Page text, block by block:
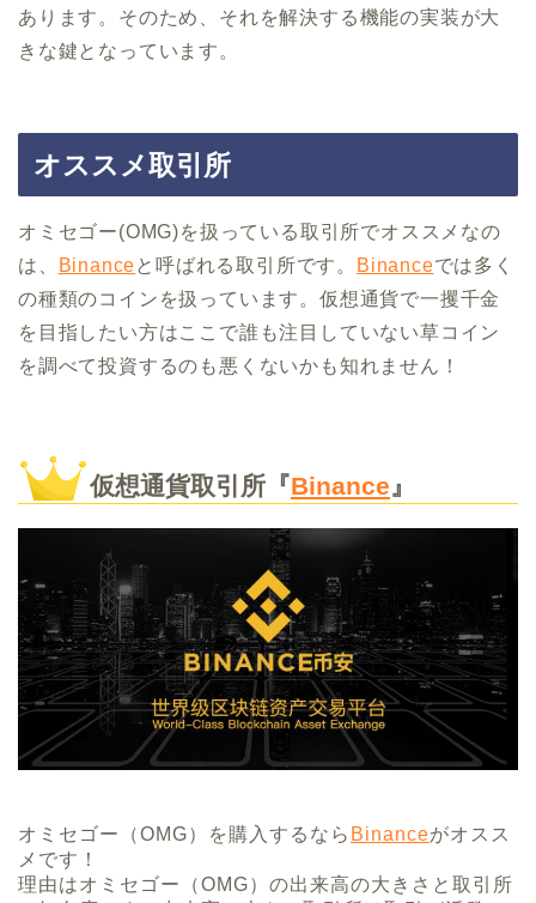
あります。そのため、それを解決する機能の実装が大
きな鍵となっています。
オススメ取引所
オミセゴー(OMG)を扱っている取引所でオススメなの
は、
Binanceと呼ばれる取引所です。 Binanceでは多く
の種類のコインを扱っています。仮想通貨で一攫千金
を目指したい方はここで誰も注目していない草コイン
を調べて投資するのも悪くないかも知れません！
仮想通貨取引所『Binance』
オミセゴー（OMG）を購入するなら Binanceがオスス
メです！
理由はオミセゴー（OMG）の出来高の大きさと取引所